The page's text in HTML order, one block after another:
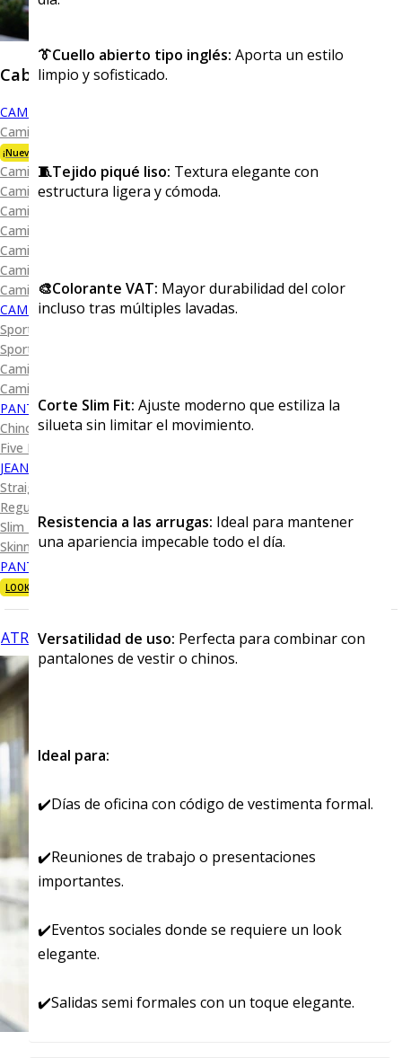
Caballero
CAMISAS
Camisa Premium Bambú
¡Nueva Colección!
Camisa Blanca
Camisa Performance
Camisa Piqué
Camisa Oxford
Camisa Lisa y Textura
Camisa Diseño
Camisa Cuadro y Raya
CAMISA SPORT
Sport Lisas
Sport Diseño
Camiseta Lisa
Camiseta Diseño
PANTALÓN CASUAL
Chino
Five Pocket
JEANS
Straight Fit
Regular Fit
Slim Fit
Skinny Fit
PANTALÓN DE VESTIR
LOOKS
ATRÁS
👔Cuello abierto tipo inglés: Aporta un estilo
limpio y sofisticado.
🧵Tejido piqué liso: Textura elegante con
estructura ligera y cómoda.
🎨Colorante VAT: Mayor durabilidad del color
incluso tras múltiples lavadas.
Corte Slim Fit: Ajuste moderno que estiliza la
silueta sin limitar el movimiento.
Resistencia a las arrugas: Ideal para mantener
una apariencia impecable todo el día.
Versatilidad de uso: Perfecta para combinar con
pantalones de vestir o chinos.
Ideal para:
✔️Días de oficina con código de vestimenta formal.
✔️Reuniones de trabajo o presentaciones
importantes.
✔️Eventos sociales donde se requiere un look
elegante.
✔️Salidas semi formales con un toque elegante.